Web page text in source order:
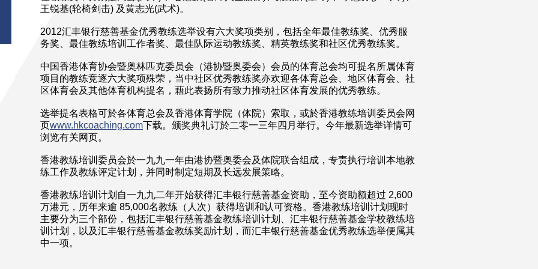
王锐基(轮椅剑击) 及黄志光(武术)。
2012汇丰银行慈善基金优秀教练选举设有六大奖项类别，包括全年最佳教练奖、优秀服
务奖、最佳教练培训工作者奖、最佳队际运动教练奖、精英教练奖和社区优秀教练奖。
中国香港体育协会暨奥林匹克委员会（港协暨奥委会）会员的体育总会均可提名所属体育
项目的教练竞逐六大奖项殊荣，当中社区优秀教练奖亦欢迎各体育总会、地区体育会、社
区体育会及其他体育机构提名，藉此表扬所有致力推动社区体育发展的优秀教练。
选举提名表格可於各体育总会及香港体育学院（体院）索取，或於香港教练培训委员会网
页www.hkcoaching.com下载。颁奖典礼订於二零一三年四月举行。今年最新选举详情可
浏览有关网页。
香港教练培训委员会於一九九一年由港协暨奥委会及体院联合组成，专责执行培训本地教
练工作及教练评定计划，并同时制定短期及长远发展策略。
香港教练培训计划自一九九二年开始获得汇丰银行慈善基金资助，至今资助额超过 2,600
万港元，历年来逾 85,000名教练（人次）获得培训和认可资格。香港教练培训计划现时
主要分为三个部份，包括汇丰银行慈善基金教练培训计划、汇丰银行慈善基金学校教练培
训计划，以及汇丰银行慈善基金教练奖励计划，而汇丰银行慈善基金优秀教练选举便属其
中一项。